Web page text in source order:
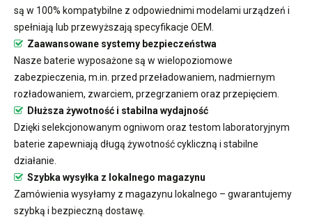
są w 100% kompatybilne z odpowiednimi modelami urządzeń i
spełniają lub przewyższają specyfikacje OEM.
Zaawansowane systemy bezpieczeństwa
Nasze baterie wyposażone są w wielopoziomowe
zabezpieczenia, m.in. przed przeładowaniem, nadmiernym
rozładowaniem, zwarciem, przegrzaniem oraz przepięciem.
Dłuższa żywotność i stabilna wydajność
Dzięki selekcjonowanym ogniwom oraz testom laboratoryjnym
baterie zapewniają długą żywotność cykliczną i stabilne
działanie.
Szybka wysyłka z lokalnego magazynu
Zamówienia wysyłamy z magazynu lokalnego – gwarantujemy
szybką i bezpieczną dostawę.